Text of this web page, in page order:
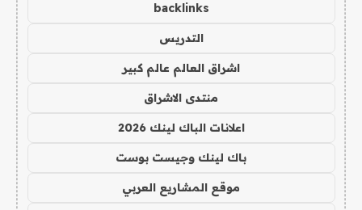
backlinks
التدريس
اشراق العالم عالم كبير
منتدى الاشراق
اعلانات الباك لينك 2026
باك لينك وجيست بوست
موقع المشاريع العربي